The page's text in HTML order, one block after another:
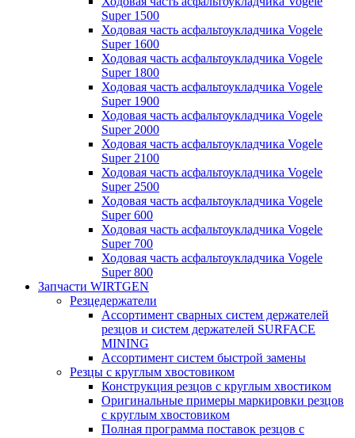
Super 1500
Ходовая часть асфальтоукладчика Vogele
Super 1600
Ходовая часть асфальтоукладчика Vogele
Super 1800
Ходовая часть асфальтоукладчика Vogele
Super 1900
Ходовая часть асфальтоукладчика Vogele
Super 2000
Ходовая часть асфальтоукладчика Vogele
Super 2100
Ходовая часть асфальтоукладчика Vogele
Super 2500
Ходовая часть асфальтоукладчика Vogele
Super 600
Ходовая часть асфальтоукладчика Vogele
Super 700
Ходовая часть асфальтоукладчика Vogele
Super 800
Запчасти WIRTGEN
Резцедержатели
Ассортимент сварных систем держателей
резцов и систем держателей SURFACE
MINING
Ассортимент систем быстрой замены
Резцы с круглым хвостовиком
Конструкция резцов с круглым хвостиком
Оригинальные примеры маркировки резцов
с круглым хвостовиком
Полная программа поставок резцов с